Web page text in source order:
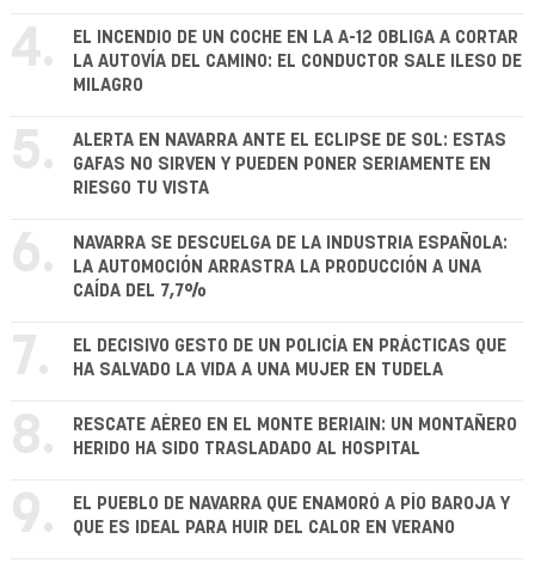
4.
EL INCENDIO DE UN COCHE EN LA A-12 OBLIGA A CORTAR
LA AUTOVÍA DEL CAMINO: EL CONDUCTOR SALE ILESO DE
MILAGRO
5.
ALERTA EN NAVARRA ANTE EL ECLIPSE DE SOL: ESTAS
GAFAS NO SIRVEN Y PUEDEN PONER SERIAMENTE EN
RIESGO TU VISTA
6.
NAVARRA SE DESCUELGA DE LA INDUSTRIA ESPAÑOLA:
LA AUTOMOCIÓN ARRASTRA LA PRODUCCIÓN A UNA
CAÍDA DEL 7,7%
7.
EL DECISIVO GESTO DE UN POLICÍA EN PRÁCTICAS QUE
HA SALVADO LA VIDA A UNA MUJER EN TUDELA
8.
RESCATE AÉREO EN EL MONTE BERIAIN: UN MONTAÑERO
HERIDO HA SIDO TRASLADADO AL HOSPITAL
9.
EL PUEBLO DE NAVARRA QUE ENAMORÓ A PÍO BAROJA Y
QUE ES IDEAL PARA HUIR DEL CALOR EN VERANO